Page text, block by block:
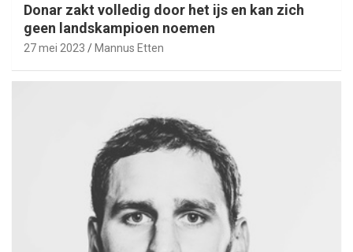
Donar zakt volledig door het ijs en kan zich
geen landskampioen noemen
27 mei 2023 Mannus Etten